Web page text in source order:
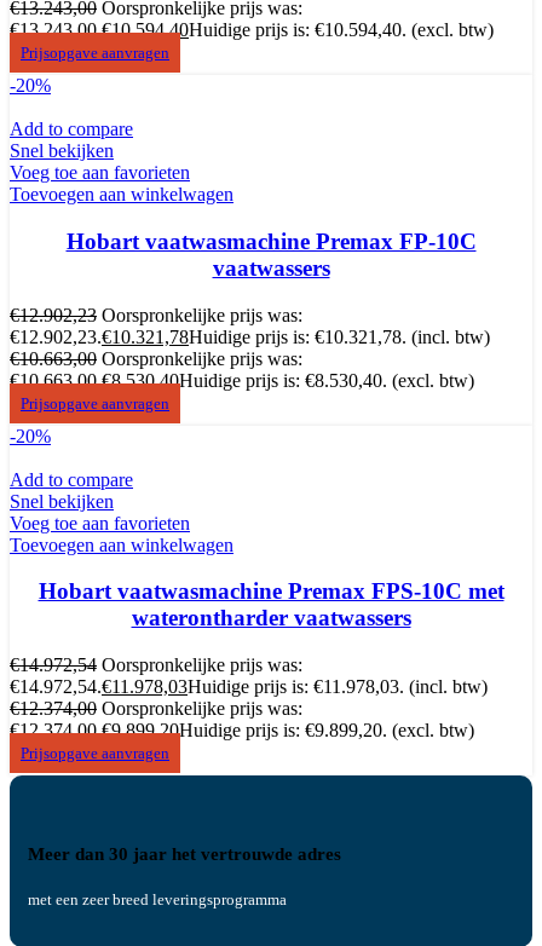
€13.243,00 Oorspronkelijke prijs was:
€13.243,00.€10.594,40Huidige prijs is: €10.594,40. (excl. btw)
Prijsopgave aanvragen
-20%
Add to compare
Snel bekijken
Voeg toe aan favorieten
Toevoegen aan winkelwagen
Hobart vaatwasmachine Premax FP-10C
vaatwassers
€12.902,23 Oorspronkelijke prijs was:
€12.902,23.€10.321,78Huidige prijs is: €10.321,78. (incl. btw)
€10.663,00 Oorspronkelijke prijs was:
€10.663,00.€8.530,40Huidige prijs is: €8.530,40. (excl. btw)
Prijsopgave aanvragen
-20%
Add to compare
Snel bekijken
Voeg toe aan favorieten
Toevoegen aan winkelwagen
Hobart vaatwasmachine Premax FPS-10C met
waterontharder vaatwassers
€14.972,54 Oorspronkelijke prijs was:
€14.972,54.€11.978,03Huidige prijs is: €11.978,03. (incl. btw)
€12.374,00 Oorspronkelijke prijs was:
€12.374,00.€9.899,20Huidige prijs is: €9.899,20. (excl. btw)
Prijsopgave aanvragen
Meer dan 30 jaar het vertrouwde adres
met een zeer breed leveringsprogramma